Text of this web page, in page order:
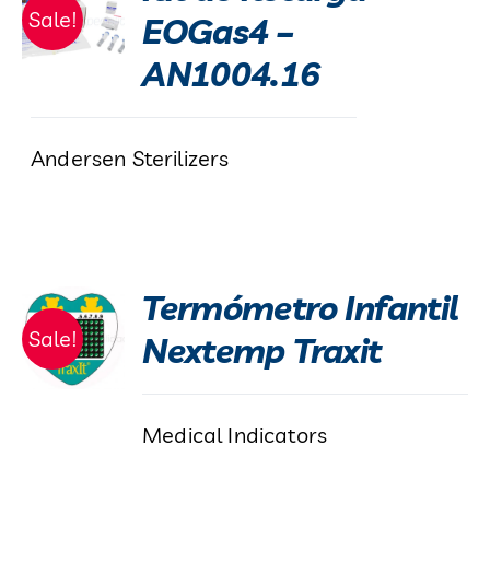
Sale!
EOGas4 –
AN1004.16
Andersen Sterilizers
Sale!
Termómetro Infantil
Nextemp Traxit
Medical Indicators